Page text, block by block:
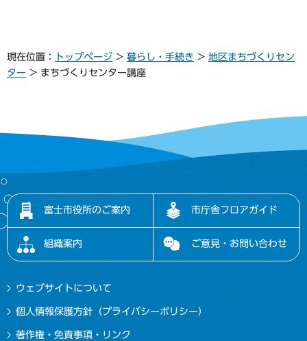
現在位置： トップページ > 暮らし・手続き > 地区まちづくりセン
ター > まちづくりセンター講座
富士市役所のご案内 市庁舎フロアガイド
組織案内 ご意見・お問い合わせ
ウェブサイトについて
個人情報保護方針（プライバシーポリシー）
著作権・免責事項・リンク